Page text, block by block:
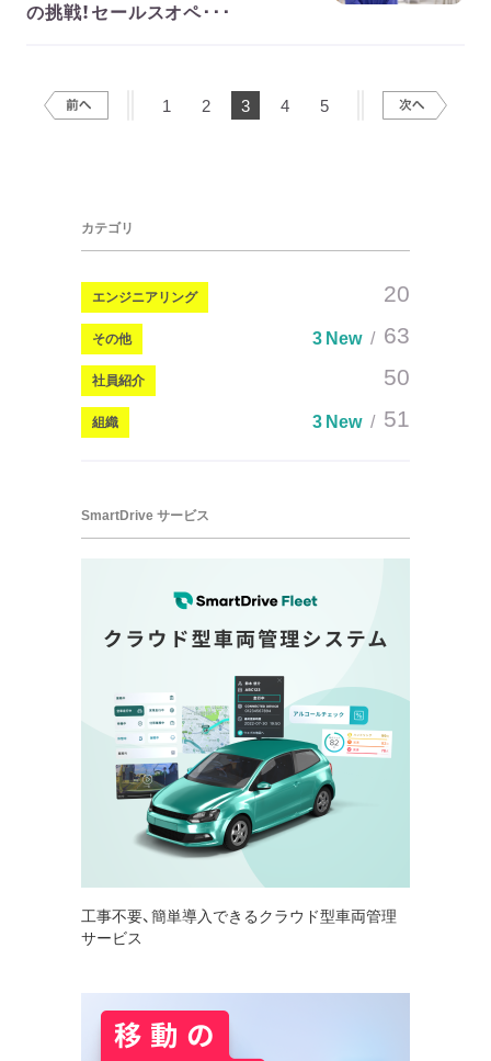
の挑戦！セールスオペ･･･
1 2 3 4 5
カテゴリ
エンジニアリング 20
その他 3 New 63
社員紹介 50
組織 3 New 51
SmartDrive サービス
工事不要、簡単導入できるクラウド型車両管理
サービス